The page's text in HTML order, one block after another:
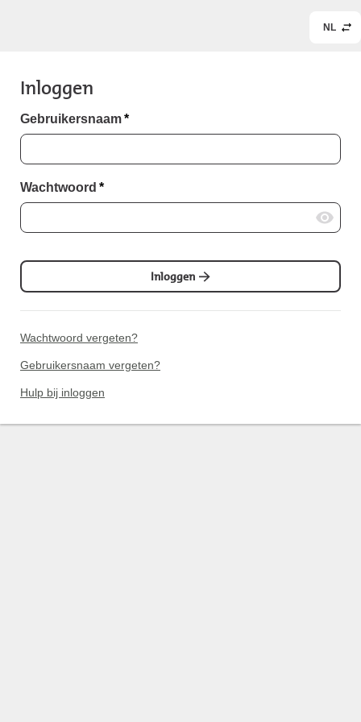
NL
Inloggen
Gebruikersnaam*
Wachtwoord *
Inloggen
Wachtwoord vergeten?
Gebruikersnaam vergeten?
Hulp bij inloggen